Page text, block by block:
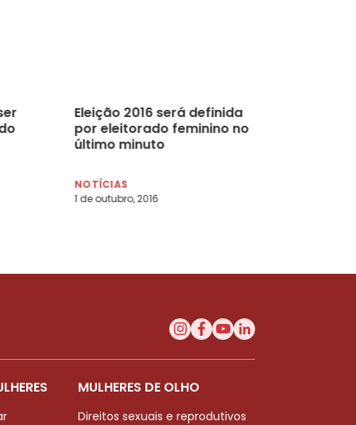
Eleição 2016 será definida
por eleitorado feminino no
último minuto
NOTÍCIAS
1 de outubro, 2016
MULHERES DE OLHO
Direitos sexuais e reprodutivos